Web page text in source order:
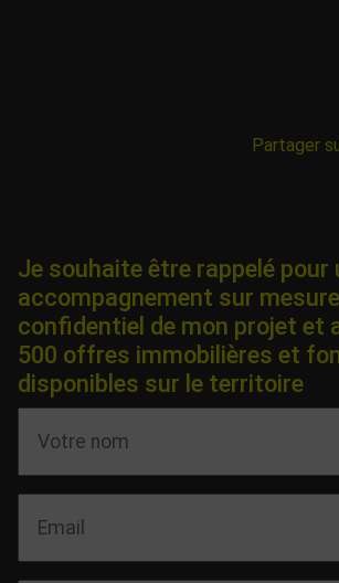
Partager
Je souhaite être rappelé pour
accompagnement sur
confidentiel de mon projet et
500 offres immobilières et
disponibles sur le territoire